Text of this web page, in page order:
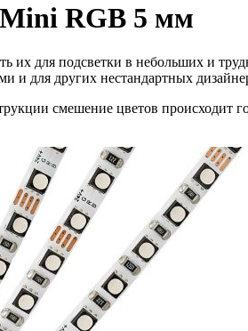
RGB 5 мм
их для подсветки в небольших и
и для других нестандартных
смешение цветов происходит